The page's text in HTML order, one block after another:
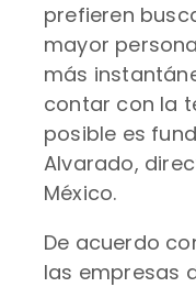
prefieren
mayor
más
contar con la
posible es
Alvarado,
México.
De acuerdo
las empresas